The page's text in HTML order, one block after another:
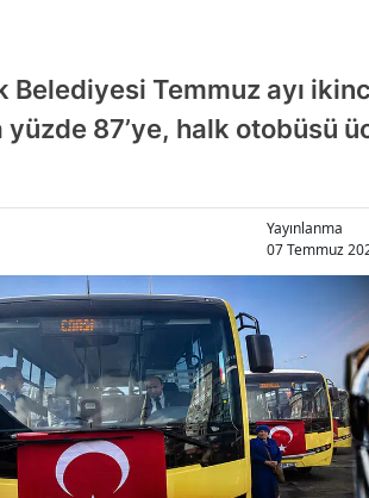
Belediyesi Temmuz ayı
yüzde 87’ye, halk otobüsü
Yayınlanma
07 Temmuz